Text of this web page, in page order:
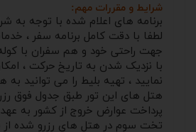
شرایط و مقررات مهم:
برنامه های اعلام شده با توجه
لطفا با دقت کامل برنامه سفر ،
جهت راحتی خود و هم سفران با کوله یا چمدان
با نزدیک شدن به تاریخ حرکت ،
نمایید ، تهیه بلیط را می توانید
هتل های این تور طبق جدول فوق
پرداخت عوارض خروج از کشور به
تخت سوم در هتل های رزرو شده از